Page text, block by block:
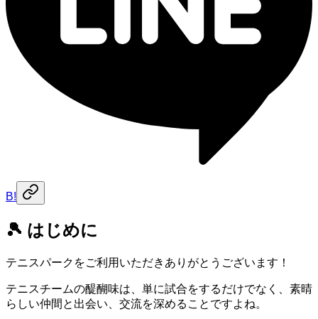
B!
🎾 はじめに
テニスパークをご利用いただきありがとうございます！
テニスチームの醍醐味は、単に試合をするだけでなく、素晴
らしい仲間と出会い、交流を深めることですよね。